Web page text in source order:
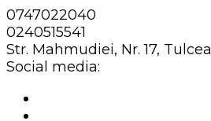
0747022040
0240515541
Str. Mahmudiei, Nr. 17, Tulcea
Social media: